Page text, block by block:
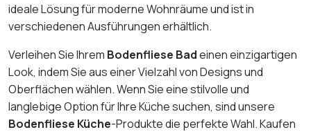
ideale Lösung für moderne Wohnräume und ist in
verschiedenen Ausführungen erhältlich.
Verleihen Sie Ihrem Bodenfliese Badeinen einzigartigen
Look, indem Sie aus einer Vielzahl von Designs und
Oberflächen wählen. Wenn Sie eine stilvolle und
langlebige Option für Ihre Küche suchen, sind unsere
Bodenfliese Küche-Produkte die perfekte Wahl. Kaufen